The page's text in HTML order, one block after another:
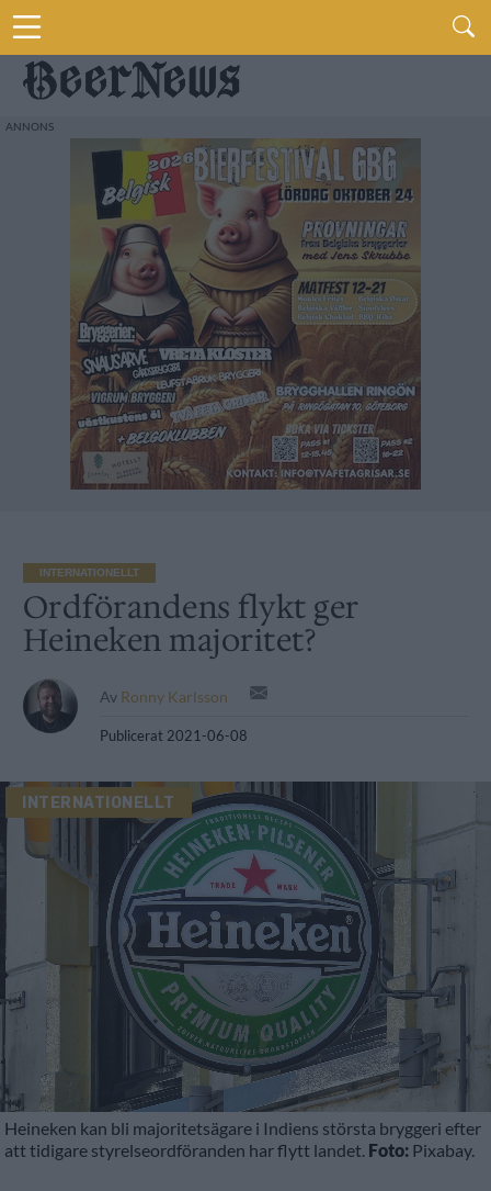
INTERNATIONELLT
Ordförandens flykt ger
Heineken majoritet?
Av Ronny Karlsson
Publicerat 2021-06-08
INTERNATIONELLT
Heineken kan bli majoritetsägare i Indiens största bryggeri efter
att tidigare styrelseordföranden har flytt landet. Foto: Pixabay.